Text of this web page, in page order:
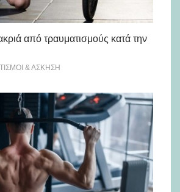
από τραυματισμούς κατά την
& ΆΣΚΗΣΗ